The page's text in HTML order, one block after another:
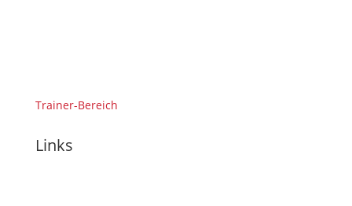
Trainer-Bereich
Links